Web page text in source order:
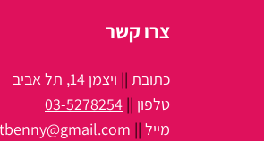
צרו קשר
כתובת || ויצמן 14, תל אביב
טלפון ||
03-5278254
|| מייל